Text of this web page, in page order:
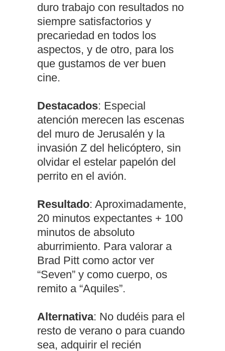
duro trabajo con resultados no
siempre satisfactorios y
precariedad en todos los
aspectos, y de otro, para los
que gustamos de ver buen
cine.
Destacados: Especial
atención merecen las escenas
del muro de Jerusalén y la
invasión Z del helicóptero, sin
olvidar el estelar papelón del
perrito en el avión.
Resultado: Aproximadamente,
20 minutos expectantes + 100
minutos de absoluto
aburrimiento. Para valorar a
Brad Pitt como actor ver
“Seven” y como cuerpo, os
remito a “Aquiles”.
Alternativa: No dudéis para el
resto de verano o para cuando
sea, adquirir el recién